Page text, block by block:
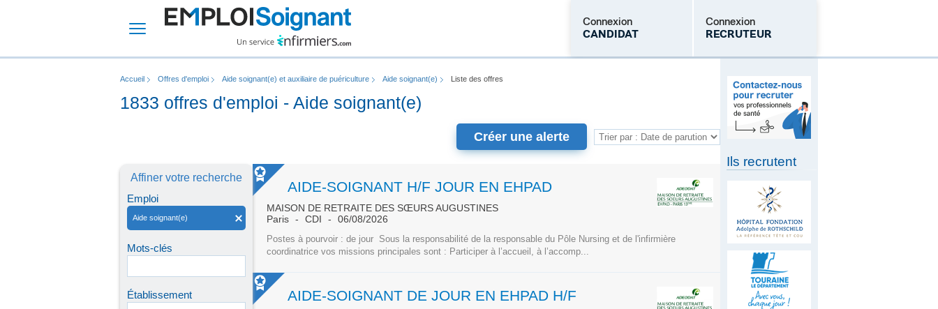
Connexion
CANDIDAT
Connexion
RECRUTEUR
Mot de passe oublié
Accueil Offres d'emploi Aide soignant(e) et auxiliaire de puériculture Aide soignant(e) Liste des offres
1833 offres d'emploi - Aide soignant(e)
Créer une alerte
Affiner votre recherche
Emploi
Aide soignant(e)
Mots-clés
Établissement
AIDE-SOIGNANT H/F JOUR EN EHPAD
MAISON DE RETRAITE DES SŒURS AUGUSTINES
Paris
CDI 06/08/2026
Postes à pourvoir : de jour Sous la responsabilité de la responsable du Pôle Nursing et de l'infirmière
coordinatrice vos missions principales sont : Participer à l’accueil, à l’accomp...
AIDE-SOIGNANT DE JOUR EN EHPAD H/F
Ils recrutent